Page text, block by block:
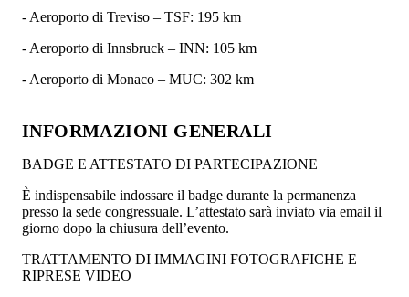
- Aeroporto di Treviso – TSF: 195 km
- Aeroporto di Innsbruck – INN: 105 km
- Aeroporto di Monaco – MUC: 302 km
INFORMAZIONI GENERALI
BADGE E ATTESTATO DI PARTECIPAZIONE
È indispensabile indossare il badge durante la permanenza
presso la sede congressuale. L’attestato sarà inviato via email il
giorno dopo la chiusura dell’evento.
TRATTAMENTO DI IMMAGINI FOTOGRAFICHE E
RIPRESE VIDEO